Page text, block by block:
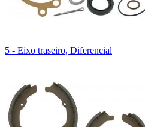
5 - Eixo traseiro, Diferencial